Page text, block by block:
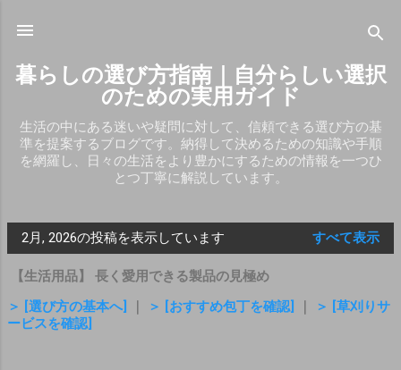
暮らしの選び方指南｜自分らしい選択
のための実用ガイド
生活の中にある迷いや疑問に対して、信頼できる選び方の基
準を提案するブログです。納得して決めるための知識や手順
を網羅し、日々の生活をより豊かにするための情報を一つひ
とつ丁寧に解説しています。
投
稿
2月, 2026の投稿を表示しています すべて表示
【生活用品】 長く愛用できる製品の見極め
＞ [選び方の基本へ]
＞ [おすすめ包丁を確認]
＞ [草刈りサ
ービスを確認]